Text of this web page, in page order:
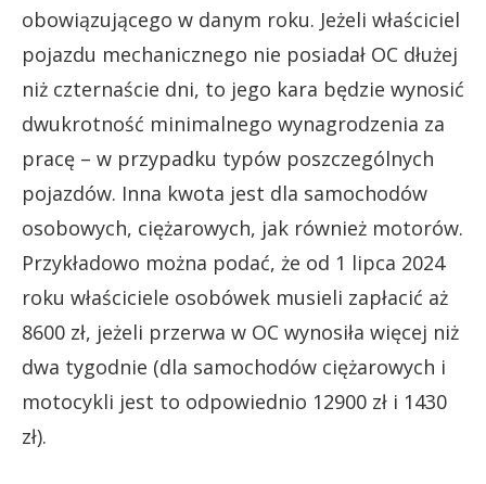
obowiązującego w danym roku. Jeżeli właściciel
pojazdu mechanicznego nie posiadał OC dłużej
niż czternaście dni, to jego kara będzie wynosić
dwukrotność minimalnego wynagrodzenia za
pracę – w przypadku typów poszczególnych
pojazdów. Inna kwota jest dla samochodów
osobowych, ciężarowych, jak również motorów.
Przykładowo można podać, że od 1 lipca 2024
roku właściciele osobówek musieli zapłacić aż
8600 zł, jeżeli przerwa w OC wynosiła więcej niż
dwa tygodnie (dla samochodów ciężarowych i
motocykli jest to odpowiednio 12900 zł i 1430
zł).